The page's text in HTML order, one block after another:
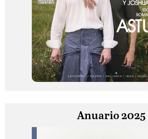
Anuario 2025